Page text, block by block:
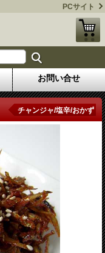
PCサイト
お問い合せ
チャンジャ/塩辛/おかず